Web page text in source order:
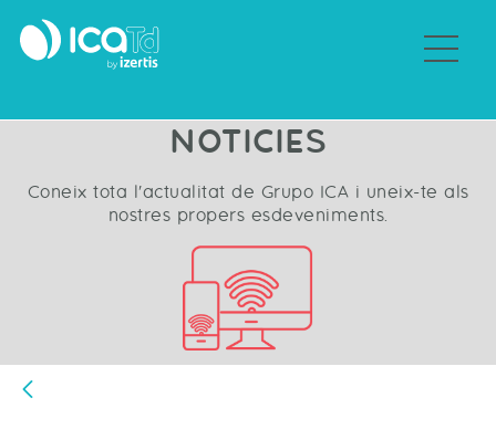
NOTICIES
Coneix tota l'actualitat de Grupo ICA i uneix-te als
nostres propers esdeveniments.